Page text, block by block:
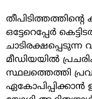
ഒട്ടേറെപ്പേർ
മീഡിയയിൽ
സ്ഥലത്തെത്തി
ഏകോപിപ്പിക്കാൻ